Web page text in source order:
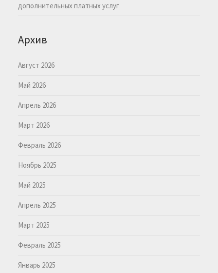
дополнительных платных услуг
Архив
Август 2026
Май 2026
Апрель 2026
Март 2026
Февраль 2026
Ноябрь 2025
Май 2025
Апрель 2025
Март 2025
Февраль 2025
Январь 2025